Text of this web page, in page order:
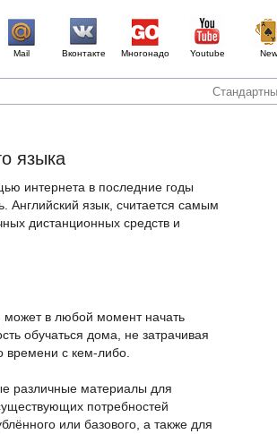
Mail Вконтакте Многонадо Youtube New
языка
интернета в последние годы
Английский язык, считается самым
дистанционных средств и
в любой момент начать
обучаться дома, не затрачивая
времени с кем-либо.
различные материалы для
потребностей
или базового, а также для